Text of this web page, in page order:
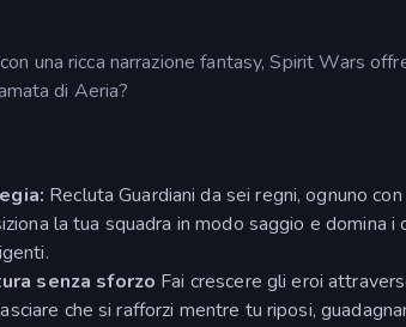
una ricca narrazione fantasy, Spirit Wars
di Aeria?
Recluta Guardiani da sei regni, ognuno
la tua squadra in modo saggio e domina
senza sforzo Fai crescere gli eroi
che si rafforzi mentre tu riposi,